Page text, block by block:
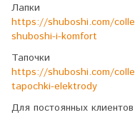
Лапки
https://shuboshi.com/
shuboshi-i-komfort
Тапочки
https://shuboshi.com/
tapochki-elektrody
Для постоянных